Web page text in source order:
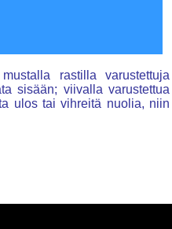
rastilla varustettuja
sisään; viivalla varustettua
ulos tai vihreitä nuolia, niin